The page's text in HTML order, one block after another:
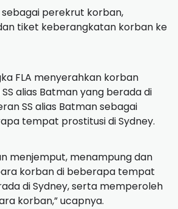
sebagai perekrut korban,
tiket keberangkatan korban ke
FLA menyerahkan korban
alias Batman yang berada di
SS alias Batman sebagai
tempat prostitusi di Sydney.
menjemput, menampung dan
korban di beberapa tempat
di Sydney, serta memperoleh
korban,” ucapnya.